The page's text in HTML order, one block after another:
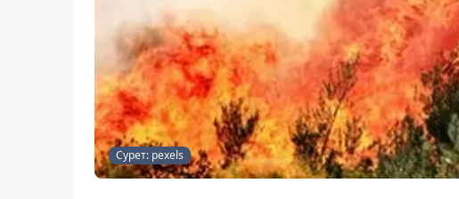
Сурет: pexels